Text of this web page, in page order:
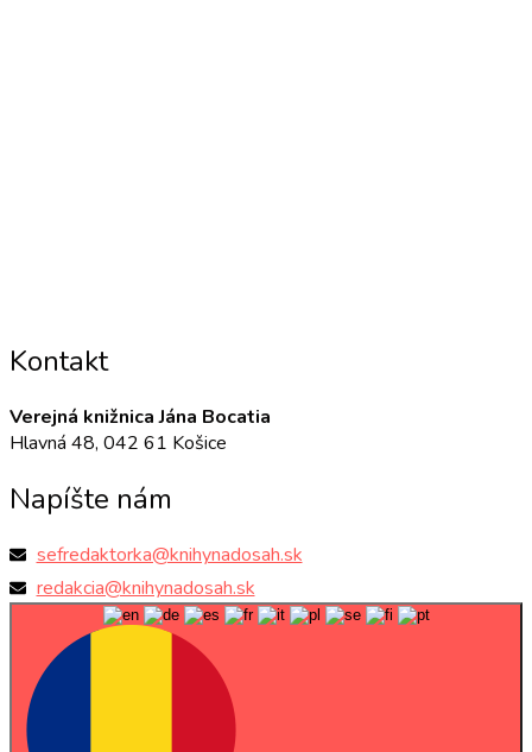
Kontakt
Verejná knižnica Jána Bocatia
Hlavná 48, 042 61 Košice
Napíšte nám
sefredaktorka@knihynadosah.sk
redakcia@knihynadosah.sk